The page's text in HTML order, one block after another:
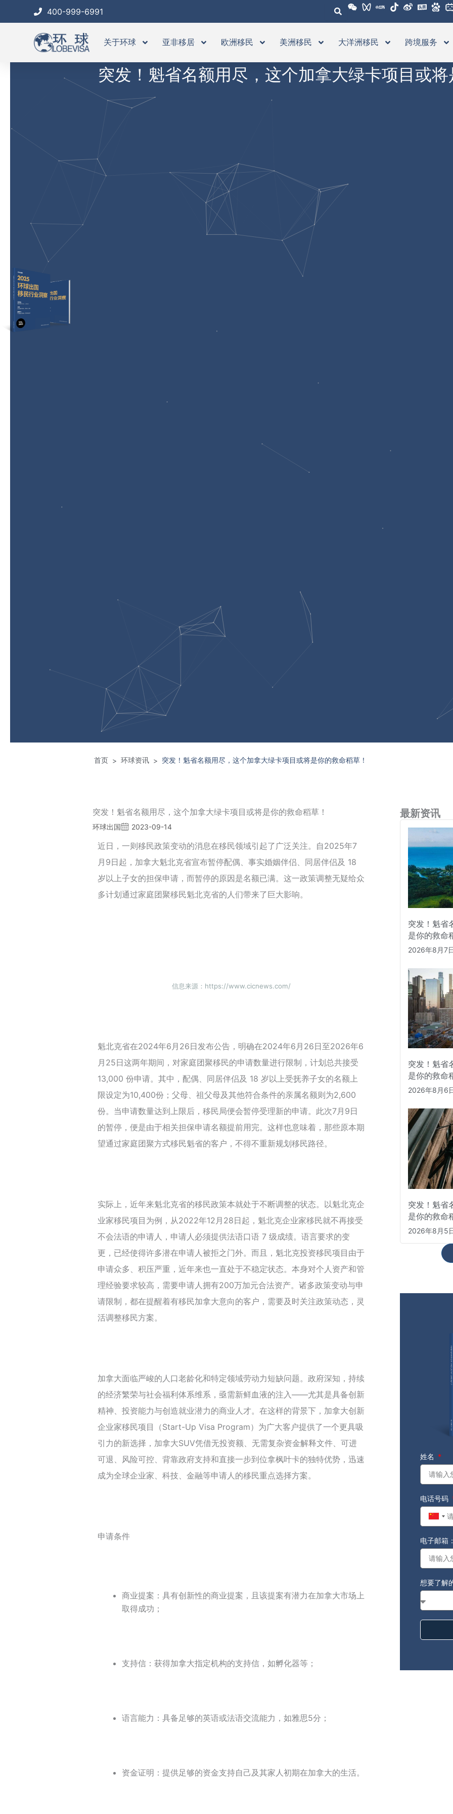
400-999-6991
关于环球 亚非移居 欧洲移民 美洲移民 大洋洲移民 跨境服务
突发！魁省名额用尽，这个加拿大绿卡项目或
首页 > 环球资讯 > 突发！魁省名额用尽，这个加拿大绿卡项目或将是你的救命稻草！
突发！魁省名额用尽，这个加拿大绿卡项目或将是你的救命稻草！
环球出国 2023-09-14
近日，一则移民政策变动的消息在移民领域引起了广泛关注。自2025年7
月9日起，加拿大魁北克省宣布暂停配偶、事实婚姻伴侣、同居伴侣及 18
岁以上子女的担保申请，而暂停的原因是名额已满。这一政策调整无疑给众
多计划通过家庭团聚移民魁北克省的人们带来了巨大影响。
信息来源：https://www.cicnews.com/
魁北克省在2024年6月26日发布公告，明确在2024年6月26日至2026年6
月25日这两年期间，对家庭团聚移民的申请数量进行限制，计划总共接受
13,000 份申请。其中，配偶、同居伴侣及 18 岁以上受抚养子女的名额上
限设定为10,400份；父母、祖父母及其他符合条件的亲属名额则为2,600
份。当申请数量达到上限后，移民局便会暂停受理新的申请。此次7月9日
的暂停，便是由于相关担保申请名额提前用完。这样也意味着，那些原本期
望通过家庭团聚方式移民魁省的客户，不得不重新规划移民路径。
实际上，近年来魁北克省的移民政策本就处于不断调整的状态。以魁北克企
业家移民项目为例，从2022年12月28日起，魁北克企业家移民就不再接受
不会法语的申请人，申请人必须提供法语口语 7 级成绩。语言要求的变
更，已经使得许多潜在申请人被拒之门外。而且，魁北克投资移民项目由于
申请众多、积压严重，近年来也一直处于不稳定状态。本身对个人资产和管
理经验要求较高，需要申请人拥有200万加元合法资产。诸多政策变动与申
请限制，都在提醒着有移民加拿大意向的客户，需要及时关注政策动态，灵
活调整移民方案。
加拿大面临严峻的人口老龄化和特定领域劳动力短缺问题。政府深知，持续
的经济繁荣与社会福利体系维系，亟需新鲜血液的注入——尤其是具备创新
精神、投资能力与创造就业潜力的商业人才。在这样的背景下，加拿大创新
企业家移民项目（Start-Up Visa Program）为广大客户提供了一个更具吸
引力的新选择，加拿大SUV凭借无投资额、无需复杂资金解释文件、可进
可退、风险可控、背靠政府支持和直接一步到位拿枫叶卡的独特优势，迅速
成为全球企业家、科技、金融等申请人的移民重点选择方案。
申请条件
商业提案：具有创新性的商业提案，且该提案有潜力在加拿大市场上
取得成功；
支持信：获得加拿大指定机构的支持信，如孵化器等；
语言能力：具备足够的英语或法语交流能力，如雅思5分；
资金证明：提供足够的资金支持自己及其家人初期在加拿大的生活。
最新资讯
突发！魁省
是你的救命
2026年8月7
突发！魁省
是你的救命
2026年8月6
突发！魁省
是你的救命
2026年8月5
姓名
电话号码
电子邮箱
想要了解